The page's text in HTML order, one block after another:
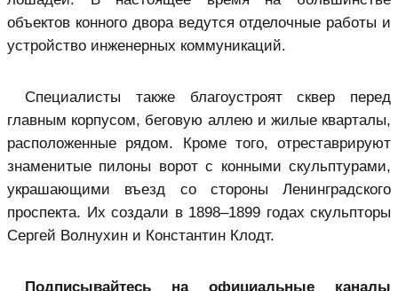
объектов конного двора ведутся отделочные работы и
устройство инженерных коммуникаций.
Специалисты также благоустроят сквер перед
главным корпусом, беговую аллею и жилые кварталы,
расположенные рядом. Кроме того, отреставрируют
знаменитые пилоны ворот с конными скульптурами,
украшающими въезд со стороны Ленинградского
проспекта. Их создали в 1898–1899 годах скульпторы
Сергей Волнухин и Константин Клодт.
Подписывайтесь на официальные каналы